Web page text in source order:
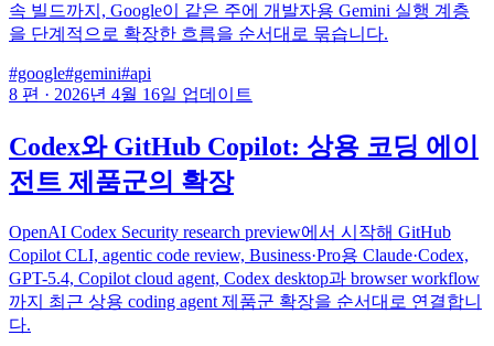
속 빌드까지, Google이 같은 주에 개발자용 Gemini 실행 계층
을 단계적으로 확장한 흐름을 순서대로 묶습니다.
#google#gemini#api
8 편 · 2026년 4월 16일 업데이트
Codex와 GitHub Copilot: 상용 코딩 에이
전트 제품군의 확장
OpenAI Codex Security research preview에서 시작해 GitHub
Copilot CLI, agentic code review, Business·Pro용 Claude·Codex,
GPT-5.4, Copilot cloud agent, Codex desktop과 browser workflow
까지 최근 상용 coding agent 제품군 확장을 순서대로 연결합니
다.